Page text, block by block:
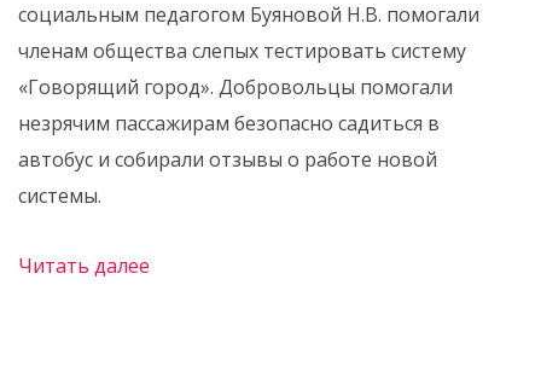
социальным педагогом Буяновой Н.В. помогали
членам общества слепых тестировать систему
«Говорящий город». Добровольцы помогали
незрячим пассажирам безопасно садиться в
автобус и собирали отзывы о работе новой
системы.
Читать далее